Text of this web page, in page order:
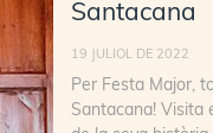
Santacana
19 JULIOL DE 2022
Per Festa Major,
Santacana! Visita